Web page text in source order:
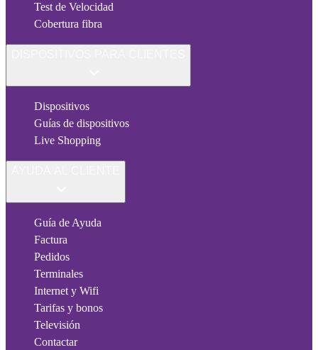
Test de Velocidad
Cobertura fibra
Dispositivos
Guías de dispositivos
Live Shopping
Guía de Ayuda
Factura
Pedidos
Terminales
Internet y Wifi
Tarifas y bonos
Televisión
Contactar